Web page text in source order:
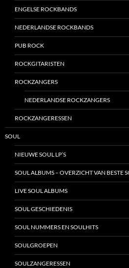
ENGELSE ROCKBANDS
NEDERLANDSE ROCKBANDS
PUB ROCK
ROCKGITARISTEN
ROCKZANGERS
NEDERLANDSE ROCKZANGERS
ROCKZANGERESSEN
SOUL
NIEUWE SOUL LP’S
SOUL ALBUMS – OVERZICHT VAN BESTE
LIVE SOUL ALBUMS
SOUL GESCHIEDENIS
SOUL NUMMERS EN SOULHITS
SOULGROEPEN
SOULZANGERESSEN